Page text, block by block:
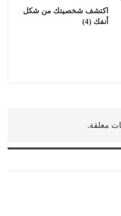
اكتشف شخصيتك من شكل
أنفك (4)
مغلقة.